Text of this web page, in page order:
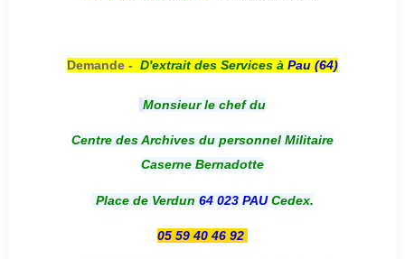
Demande - D'extrait des Services à Pau (64)
Monsieur le chef du
Centre des Archives du personnel Militaire
Caserne Bernadotte
Place de Verdun 64 023 PAUCedex.
05 59 40 46 92